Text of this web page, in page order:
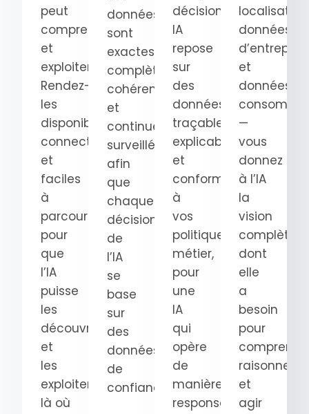
peut
comprendre
et
exploiter.
Rendez-
les
disponibles,
connectées
et
faciles
à
parcourir
pour
que
l’IA
puisse
les
découvrir
et
les
exploiter
là où
données
sont
exactes,
complètes,
cohérentes
et
continuellement
surveillées
afin
que
chaque
décision
de
l’IA
se
base
sur
des
données
de
confiance.
décision
IA
repose
sur
des
données
traçables,
explicables
et
conformes
à
vos
politiques
métier,
pour
une
IA
qui
opère
de
manière
responsable.
données
et
données
—
vous
donnez
à l’IA
la
vision
complète
dont
elle
a
besoin
pour
raisonner
et
agir